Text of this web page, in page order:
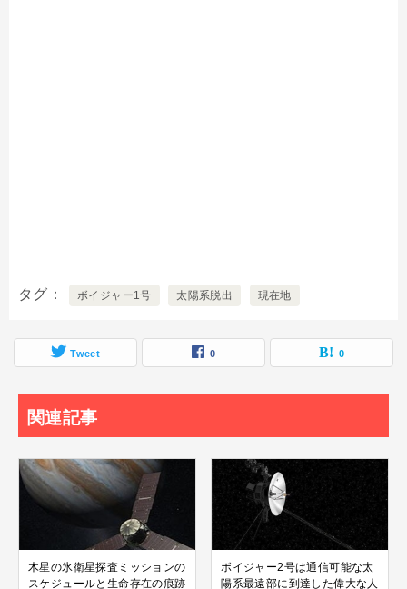
タグ ボイジャー1号 太陽系脱出 現在地
Tweet 0 0
関連記事
木星の氷衛星探査ミッションの
スケジュールと生命存在の痕跡
ボイジャー2号は通信可能な太
陽系最遠部に到達した偉大な人